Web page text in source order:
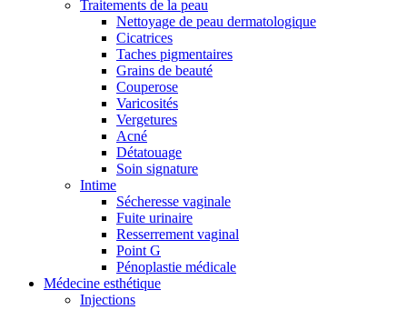
Traitements de la peau
Nettoyage de peau dermatologique
Cicatrices
Taches pigmentaires
Grains de beauté
Couperose
Varicosités
Vergetures
Acné
Détatouage
Soin signature
Intime
Sécheresse vaginale
Fuite urinaire
Resserrement vaginal
Point G
Pénoplastie médicale
Médecine esthétique
Injections